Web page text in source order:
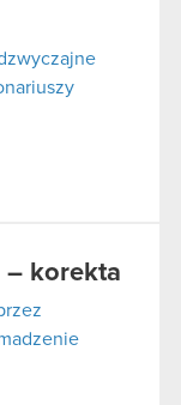
– korekta